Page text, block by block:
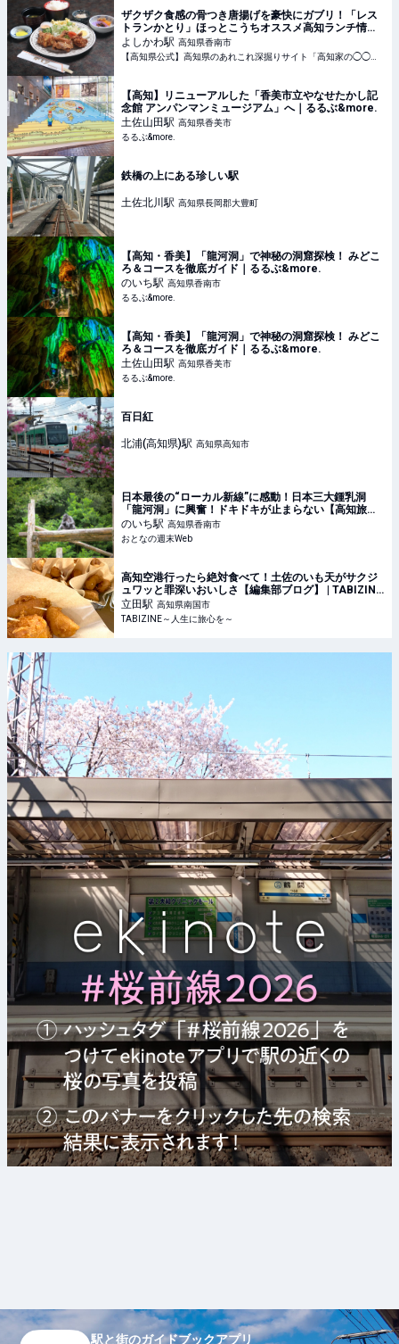
ザクザク食感の骨つき唐揚げを豪快にガブリ！「レス
トランかとり」ほっとこうちオススメ高知ランチ情報 |
【高知県公式】高知県のあれこれ深掘りサイト「高知
家の◯◯」
よしかわ駅 高知県香南市
【高知】リニューアルした「香美市立やなせたかし記
念館 アンパンマンミュージアム」へ｜るるぶ&more.
土佐山田駅 高知県香美市
るるぶ&more.
鉄橋の上にある珍しい駅
土佐北川駅 高知県長岡郡大豊町
【高知・香美】「龍河洞」で神秘の洞窟探検！ みどこ
ろ＆コースを徹底ガイド｜るるぶ&more.
のいち駅 高知県香南市
るるぶ&more.
【高知・香美】「龍河洞」で神秘の洞窟探検！ みどこ
ろ＆コースを徹底ガイド｜るるぶ&more.
土佐山田駅 高知県香美市
るるぶ&more.
百日紅
北浦(高知県)駅 高知県高知市
日本最後の“ローカル新線”に感動！日本三大鍾乳洞
「龍河洞」に興奮！ドキドキが止まらない【高知旅】1
日目 - おとなの週末Web
のいち駅 高知県香南市
おとなの週末Web
高知空港行ったら絶対食べて！土佐のいも天がサクジ
ュワッと罪深いおいしさ【編集部ブログ】 | TABIZINE
～人生に旅心を～
立田駅 高知県南国市
TABIZINE～人生に旅心を～
駅と街のガイドブックアプリ